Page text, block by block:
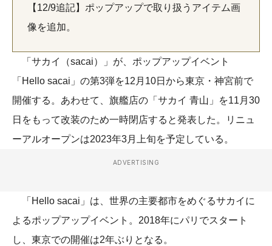
【12/9追記】ポップアップで取り扱うアイテム画
像を追加。
「サカイ（sacai）」が、ポップアップイベント
「Hello sacai」の第3弾を12月10日から東京・神宮前で
開催する。あわせて、旗艦店の「サカイ 青山」を11月30
日をもって改装のため一時閉店すると発表した。リニュ
ーアルオープンは2023年3月上旬を予定している。
ADVERTISING
「Hello sacai」は、世界の主要都市をめぐるサカイに
よるポップアップイベント。2018年にパリでスタート
し、東京での開催は2年ぶりとなる。